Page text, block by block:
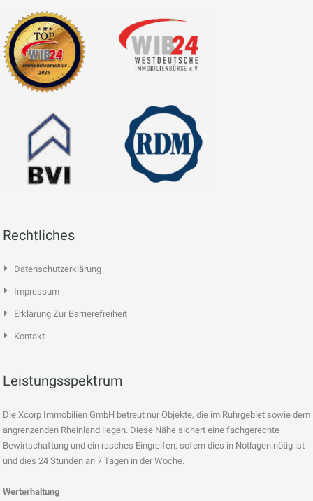
Rechtliches
Datenschutzerklärung
Impressum
Erklärung Zur Barrierefreiheit
Kontakt
Leistungsspektrum
Die Xcorp Immobilien GmbH betreut nur Objekte, die im Ruhrgebiet sowie dem
angrenzenden Rheinland liegen. Diese Nähe sichert eine fachgerechte
Bewirtschaftung und ein rasches Eingreifen, sofern dies in Notlagen nötig ist
und dies 24 Stunden an 7 Tagen in der Woche.
Werterhaltung